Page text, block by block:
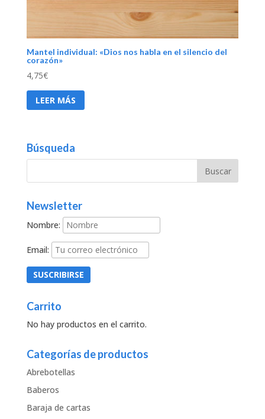
Mantel individual: «Dios nos habla en el silencio del
corazón»
4,75€
LEER MÁS
Búsqueda
Newsletter
Nombre:
Email:
Carrito
No hay productos en el carrito.
Categorías de productos
Abrebotellas
Baberos
Baraja de cartas